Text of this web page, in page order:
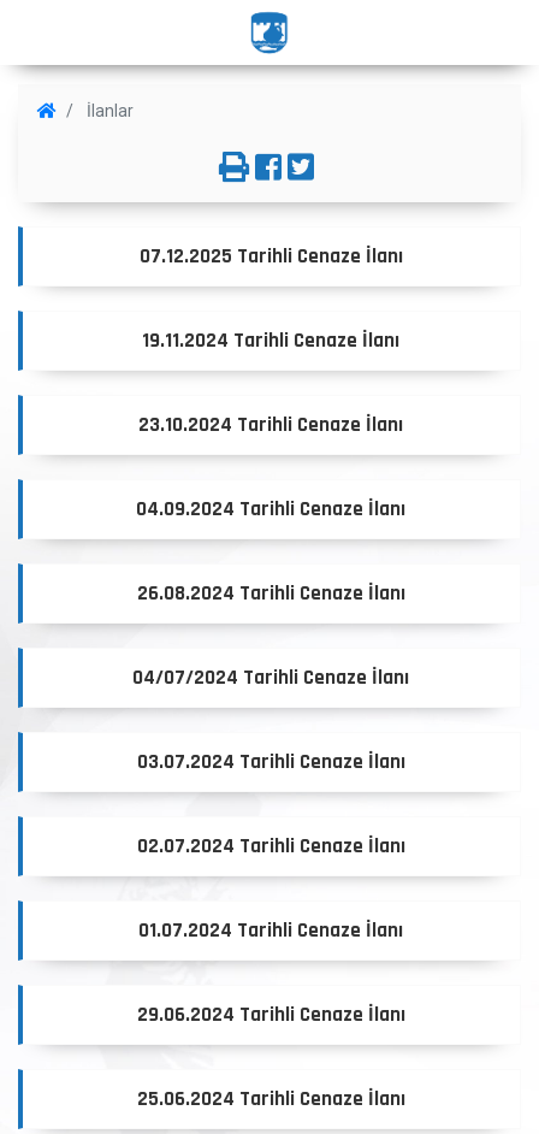
İlanlar
07.12.2025 Tarihli Cenaze İlanı
19.11.2024 Tarihli Cenaze İlanı
23.10.2024 Tarihli Cenaze İlanı
04.09.2024 Tarihli Cenaze İlanı
26.08.2024 Tarihli Cenaze İlanı
04/07/2024 Tarihli Cenaze İlanı
03.07.2024 Tarihli Cenaze İlanı
02.07.2024 Tarihli Cenaze İlanı
01.07.2024 Tarihli Cenaze İlanı
29.06.2024 Tarihli Cenaze İlanı
25.06.2024 Tarihli Cenaze İlanı